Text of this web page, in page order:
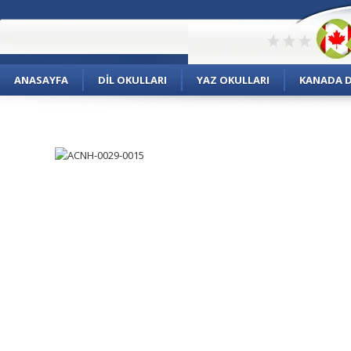
ANASAYFA DIL OKULLARI YAZ OKULLARI KANADA